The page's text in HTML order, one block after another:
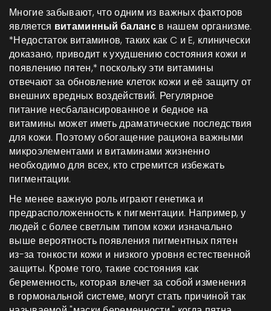
Многие забывают, что одним из важных факторов
является витаминный балансв нашем организме.
*Недостаток витаминов, таких как C и E, клинически
доказано, приводит к ухудшению состояния кожи и
появлению пятен,* поскольку эти витамины
отвечают за обновление клеток кожи и её защиту от
внешних вредных воздействий. Регулярное
питание несбалансированное и бедное на
витамины может иметь драматические последствия
для кожи. Поэтому обогащение рациона важными
микроэлементами и витаминами жизненно
необходимо для всех, кто стремится избежать
пигментации.
Не менее важную роль играют генетика и
предрасположенность к пигментации. Например, у
людей с более светлым типом кожи изначально
выше вероятность появления пигментных пятен
из-за тонкости кожи и низкого уровня естественной
защиты. Кроме того, такие состояния как
беременность, которая влечет за собой изменения
в гормональной системе, могут стать причиной так